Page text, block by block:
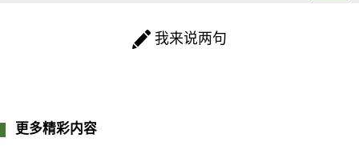
我来说两句
更多精彩内容